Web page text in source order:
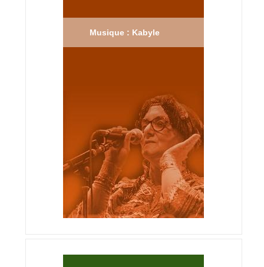
Musique : Kabyle